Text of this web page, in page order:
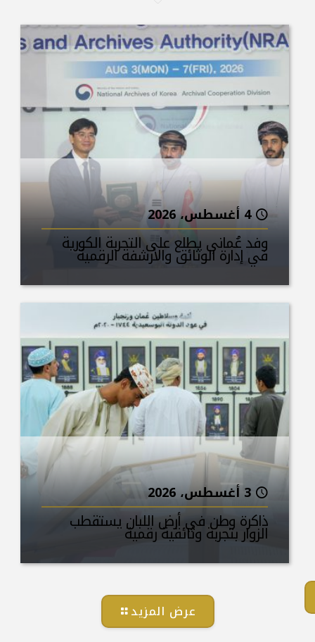
4 أغسطس، 2026
وفد عُماني يطلع على التجربة الكورية
في إدارة الوثائق والأرشفة الرقمية
3 أغسطس، 2026
ذاكرة وطن في أرض اللبان يستقطب
الزوار بتجربة وثائقية رقمية
عرض المزيد